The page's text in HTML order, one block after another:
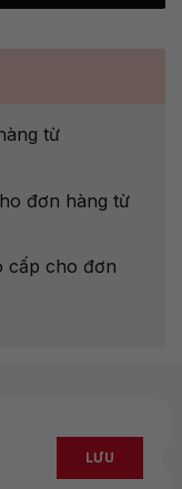
từ
đơn hàng từ
cấp cho đơn
LƯU